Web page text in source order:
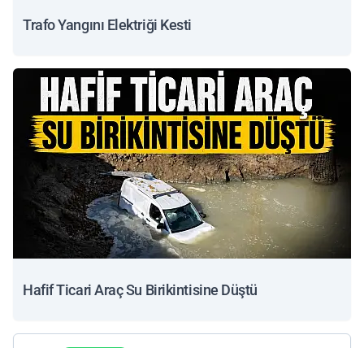
Trafo Yangını Elektriği Kesti
Hafif Ticari Araç Su Birikintisine Düştü